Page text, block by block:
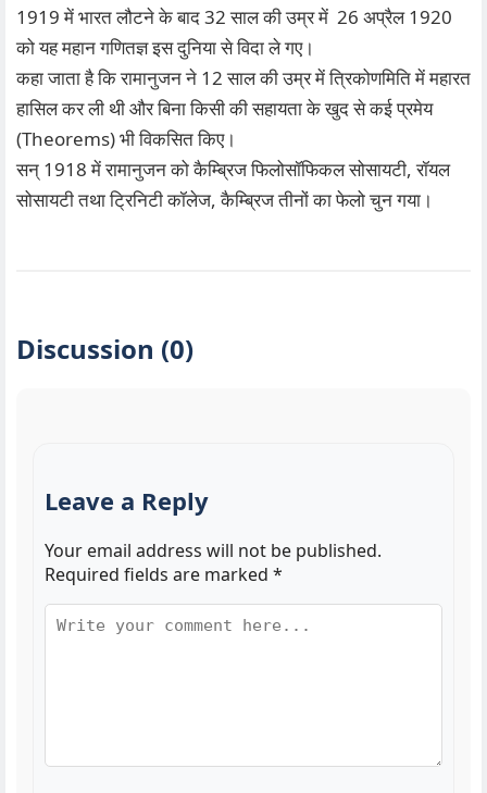
1919 में भारत लौटने के बाद 32 साल की उम्र में 26 अप्रैल 1920
को यह महान गणितज्ञ इस दुनिया से विदा ले गए।
कहा जाता है कि रामानुजन ने 12 साल की उम्र में त्रिकोणमिति में महारत
हासिल कर ली थी और बिना किसी की सहायता के खुद से कई प्रमेय
(Theorems) भी विकसित किए।
सन् 1918 में रामानुजन को कैम्ब्रिज फिलोसॉफिकल सोसायटी, रॉयल
सोसायटी तथा ट्रिनिटी कॉलेज, कैम्ब्रिज तीनों का फेलो चुन गया।
Discussion (0)
Leave a Reply
Your email address will not be published.
Required fields are marked *